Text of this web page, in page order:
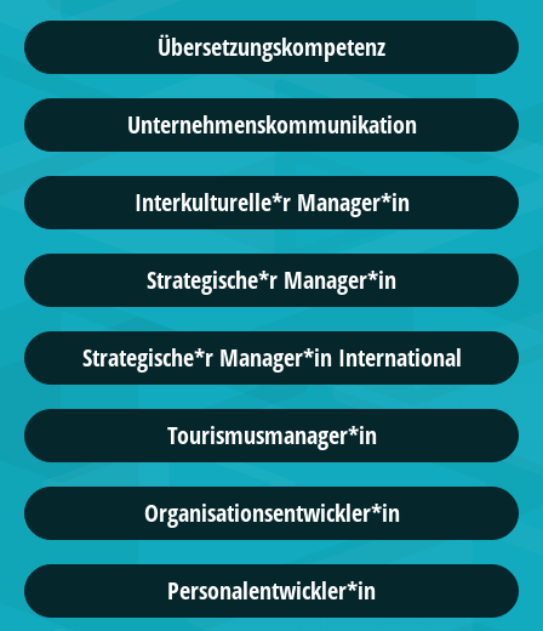
Übersetzungskompetenz
Unternehmenskommunikation
Interkulturelle*r Manager*in
Strategische*r Manager*in
Strategische*r Manager*in International
Tourismusmanager*in
Organisationsentwickler*in
Personalentwickler*in